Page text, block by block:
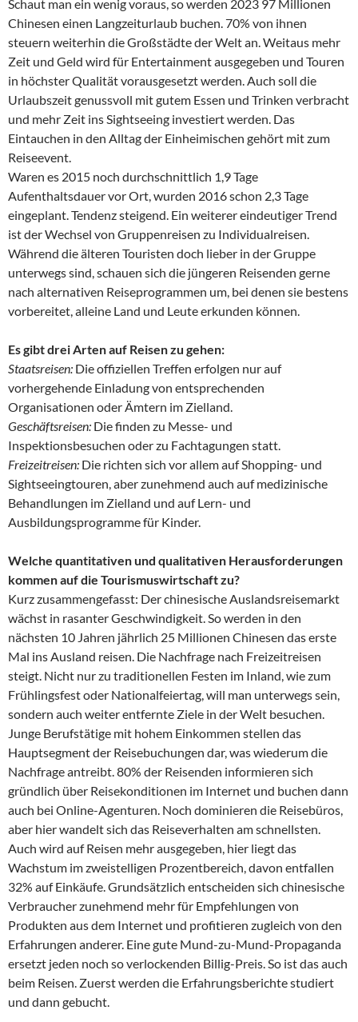
Schaut man ein wenig voraus, so werden 2023 97 Millionen
Chinesen einen Langzeiturlaub buchen. 70% von ihnen
steuern weiterhin die Großstädte der Welt an. Weitaus mehr
Zeit und Geld wird für Entertainment ausgegeben und Touren
in höchster Qualität vorausgesetzt werden. Auch soll die
Urlaubszeit genussvoll mit gutem Essen und Trinken verbracht
und mehr Zeit ins Sightseeing investiert werden. Das
Eintauchen in den Alltag der Einheimischen gehört mit zum
Reiseevent.
Waren es 2015 noch durchschnittlich 1,9 Tage
Aufenthaltsdauer vor Ort, wurden 2016 schon 2,3 Tage
eingeplant. Tendenz steigend. Ein weiterer eindeutiger Trend
ist der Wechsel von Gruppenreisen zu Individualreisen.
Während die älteren Touristen doch lieber in der Gruppe
unterwegs sind, schauen sich die jüngeren Reisenden gerne
nach alternativen Reiseprogrammen um, bei denen sie bestens
vorbereitet, alleine Land und Leute erkunden können.
Es gibt drei Arten auf Reisen zu gehen:
Staatsreisen: Die offiziellen Treffen erfolgen nur auf
vorhergehende Einladung von entsprechenden
Organisationen oder Ämtern im Zielland.
Geschäftsreisen: Die finden zu Messe- und
Inspektionsbesuchen oder zu Fachtagungen statt.
Freizeitreisen: Die richten sich vor allem auf Shopping- und
Sightseeingtouren, aber zunehmend auch auf medizinische
Behandlungen im Zielland und auf Lern- und
Ausbildungsprogramme für Kinder.
Welche quantitativen und qualitativen Herausforderungen
kommen auf die Tourismuswirtschaft zu?
Kurz zusammengefasst: Der chinesische Auslandsreisemarkt
wächst in rasanter Geschwindigkeit. So werden in den
nächsten 10 Jahren jährlich 25 Millionen Chinesen das erste
Mal ins Ausland reisen. Die Nachfrage nach Freizeitreisen
steigt. Nicht nur zu traditionellen Festen im Inland, wie zum
Frühlingsfest oder Nationalfeiertag, will man unterwegs sein,
sondern auch weiter entfernte Ziele in der Welt besuchen.
Junge Berufstätige mit hohem Einkommen stellen das
Hauptsegment der Reisebuchungen dar, was wiederum die
Nachfrage antreibt. 80% der Reisenden informieren sich
gründlich über Reisekonditionen im Internet und buchen dann
auch bei Online-Agenturen. Noch dominieren die Reisebüros,
aber hier wandelt sich das Reiseverhalten am schnellsten.
Auch wird auf Reisen mehr ausgegeben, hier liegt das
Wachstum im zweistelligen Prozentbereich, davon entfallen
32% auf Einkäufe. Grundsätzlich entscheiden sich chinesische
Verbraucher zunehmend mehr für Empfehlungen von
Produkten aus dem Internet und profitieren zugleich von den
Erfahrungen anderer. Eine gute Mund-zu-Mund-Propaganda
ersetzt jeden noch so verlockenden Billig-Preis. So ist das auch
beim Reisen. Zuerst werden die Erfahrungsberichte studiert
und dann gebucht.